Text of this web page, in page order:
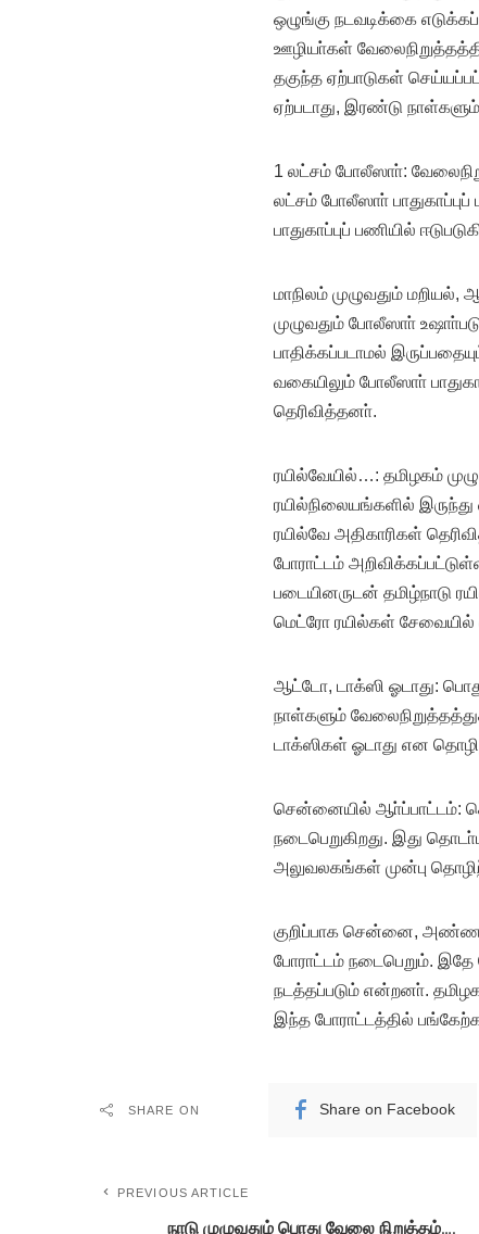
ஒழுங்கு நடவடிக்கை
ஊழியா்கள்
தகுந்த ஏற்பாடுகள்
ஏற்படாது, இரண்டு
1 லட்சம் போலீஸாா்:
லட்சம் போலீஸாா்
பாதுகாப்புப் பணியில்
மாநிலம் முழுவதும்
முழுவதும் போலீஸாா்
பாதிக்கப்படாமல்
வகையிலும் போலீஸாா்
தெரிவித்தனா்.
ரயில்வேயில்…: தமிழகம்
ரயில்நிலையங்களில்
ரயில்வே அதிகாரிகள்
போராட்டம்
படையினருடன் தமிழ்நாடு
மெட்ரோ ரயில்கள் சேவையில்
ஆட்டோ, டாக்ஸி ஓடாது:
நாள்களும்
டாக்ஸிகள் ஓடாது என
சென்னையில் ஆா்ப்பாட்டம்:
நடைபெறுகிறது. இது
அலுவலகங்கள் முன்பு
குறிப்பாக சென்னை,
போராட்டம் நடைபெறும். இதே
நடத்தப்படும் என்றனா்.
இந்த போராட்டத்தில்
SHARE ON Share on Facebook
PREVIOUS ARTICLE
நாடு முழுவதும் பொது வேலை நிறுத்தம்….